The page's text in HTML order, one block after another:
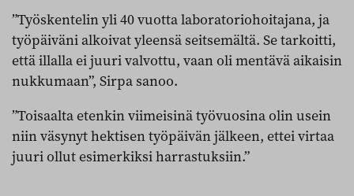
”Työskentelin yli 40 vuotta laboratoriohoitajana, ja
työpäiväni alkoivat yleensä seitsemältä. Se tarkoitti,
että illalla ei juuri valvottu, vaan oli mentävä aikaisin
nukkumaan”, Sirpa sanoo.
”Toisaalta etenkin viimeisinä työvuosina olin usein
niin väsynyt hektisen työpäivän jälkeen, ettei virtaa
juuri ollut esimerkiksi harrastuksiin.”